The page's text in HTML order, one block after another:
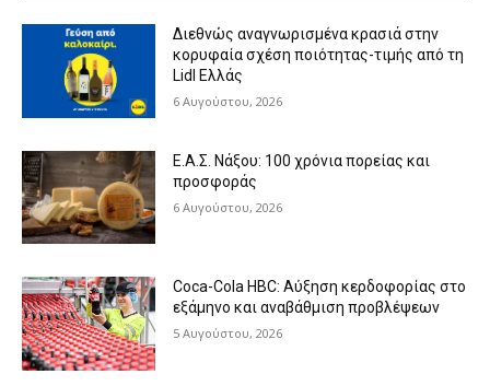
Διεθνώς αναγνωρισμένα κρασιά στην
κορυφαία σχέση ποιότητας-τιμής από τη
Lidl Ελλάς
6 Αυγούστου, 2026
Ε.Α.Σ. Νάξου: 100 χρόνια πορείας και
προσφοράς
6 Αυγούστου, 2026
Coca-Cola HBC: Αύξηση κερδοφορίας στο
εξάμηνο και αναβάθμιση προβλέψεων
5 Αυγούστου, 2026